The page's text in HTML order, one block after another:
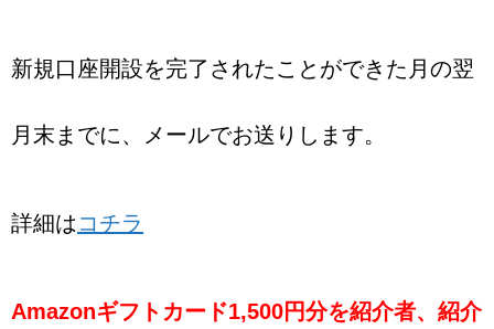
新規口座開設を完了されたことができた月の翌
月末までに、メールでお送りします。
詳細は コチラ
Amazonギフトカード1,500円分を紹介者、紹介